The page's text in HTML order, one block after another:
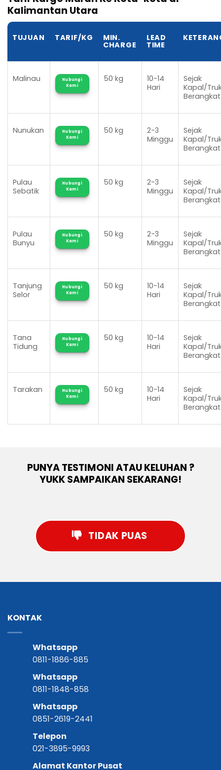
Kalimantan Utara
TUJUAN TARIF/KG MIN.
CHARGE
LEAD
TIME
Malinau
Hubungi
Kami
50 kg
10-14
Hari
Sejak
Kapal/
Berangkat
Nunukan
Hubungi
Kami
50 kg
2-3
Minggu
Sejak
Kapal/
Berangkat
Pulau
Sebatik
Hubungi
Kami
50 kg
2-3
Minggu
Sejak
Kapal/
Berangkat
Pulau
Bunyu
Hubungi
Kami
50 kg
2-3
Minggu
Sejak
Kapal/
Berangkat
Tanjung
Selor
Hubungi
Kami
50 kg
10-14
Hari
Sejak
Kapal/
Berangkat
Tana
Tidung
Hubungi
Kami
50 kg
10-14
Hari
Sejak
Kapal/
Berangkat
Tarakan
Hubungi
Kami
50 kg
10-14
Hari
Sejak
Kapal/
Berangkat
PUNYA TESTIMONI ATAU KELUHAN ?
YUKK SAMPAIKAN SEKARANG!
TIDAK PUAS
KONTAK
Whatsapp
0811-1886-885
Whatsapp
0811-1848-858
Whatsapp
0851-2619-2441
Telepon
021-3895-9993
Alamat Kantor Pusat